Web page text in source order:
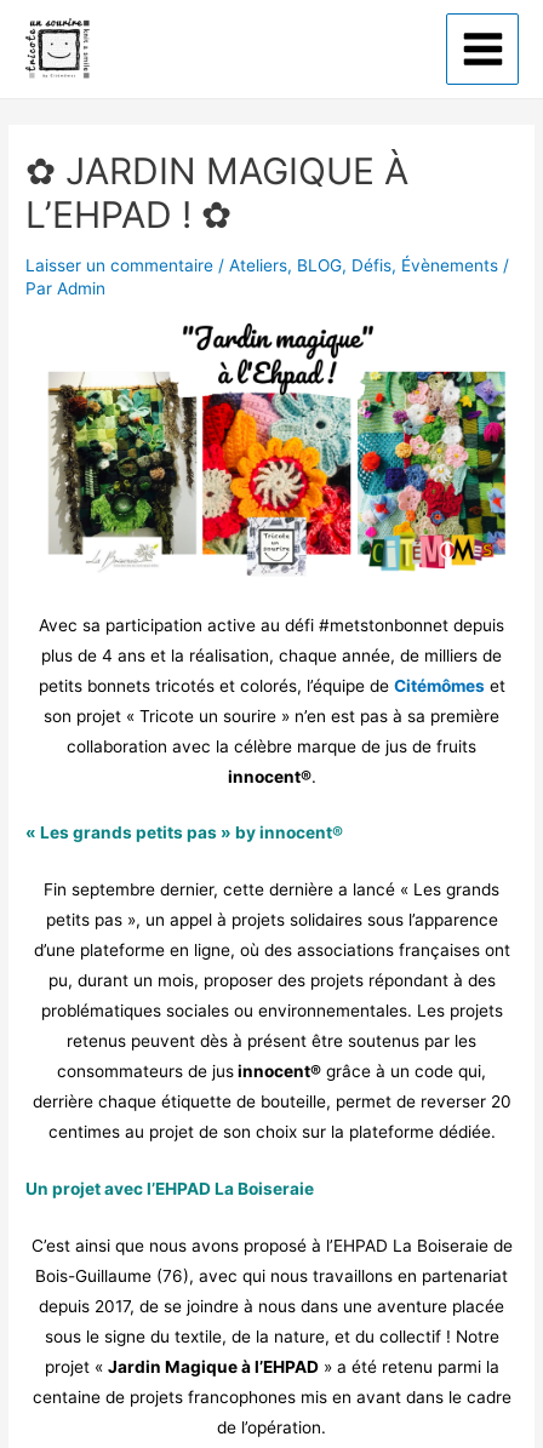
✿ JARDIN MAGIQUE À
L’EHPAD ! ✿
Laisser un commentaire /Ateliers, BLOG, Défis, Évènements /
ParAdmin
Avec sa participation active au défi #metstonbonnet depuis
plus de 4 ans et la réalisation, chaque année, de milliers de
petits bonnets tricotés et colorés, l’équipe de Citémômeset
son projet « Tricote un sourire » n’en est pas à sa première
collaboration avec la célèbre marque de jus de fruits
innocent®.
« Les grands petits pas » by innocent®
Fin septembre dernier, cette dernière a lancé « Les grands
petits pas », un appel à projets solidaires sous l’apparence
d’une plateforme en ligne, où des associations françaises ont
pu, durant un mois, proposer des projets répondant à des
problématiques sociales ou environnementales. Les projets
retenus peuvent dès à présent être soutenus par les
consommateurs de jusinnocent® grâce à un code qui,
derrière chaque étiquette de bouteille, permet de reverser 20
centimes au projet de son choix sur la plateforme dédiée.
Un projet avec l’EHPAD La Boiseraie
C’est ainsi que nous avons proposé à l’EHPAD La Boiseraie de
Bois-Guillaume (76), avec qui nous travaillons en partenariat
depuis 2017, de se joindre à nous dans une aventure placée
sous le signe du textile, de la nature, et du collectif ! Notre
projet « Jardin Magique à l’EHPAD» a été retenu parmi la
centaine de projets francophones mis en avant dans le cadre
de l’opération.